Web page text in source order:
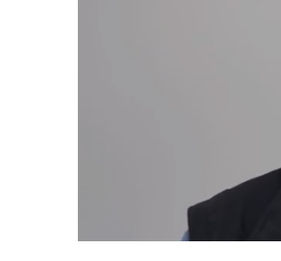
Ich akzeptiere.